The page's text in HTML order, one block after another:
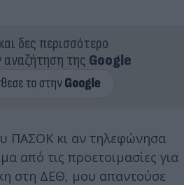
δες περισσότερο
αναζήτηση της Google
ΠΑΣΟΚ κι αν τηλεφώνησα
από τις προετοιμασίες για
στη ΔΕΘ, μου απαντούσε